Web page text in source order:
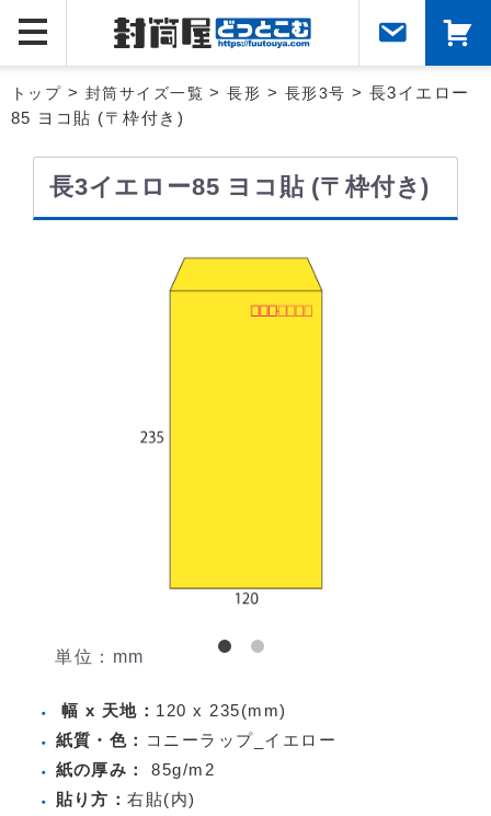
トップ > 封筒サイズ一覧 >長形 > 長形3号 > 長3イエロー
85 ヨコ貼 (〒枠付き)
長3イエロー85 ヨコ貼 (〒枠付き)
単位：mm
幅 x 天地： 120 x 235(mm)
紙質・色：
コニーラップ_イエロー
紙の厚み：
85g/m2
貼り方：右貼(内)